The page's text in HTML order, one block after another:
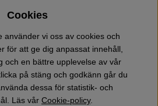
och professionella användare av
ett brett sortiment av
samt alla tänkbaratillbehör
gallring och allmän
att handla din Husqvarna
Cookies
använder vi oss av cookies och
för att ge dig anpassat innehåll,
och en bättre upplevelse av vår
på stäng och godkänn går du
dessa för statistik- och
Läs vår Cookie-policy.